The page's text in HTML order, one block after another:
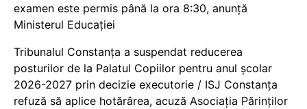
examen este permis până la ora 8:30, anunță
Ministerul Educației
Tribunalul Constanța a suspendat reducerea
posturilor de la Palatul Copiilor pentru anul școlar
2026-2027 prin decizie executorie / ISJ Constanța
refuză să aplice hotărârea, acuză Asociația Părinților